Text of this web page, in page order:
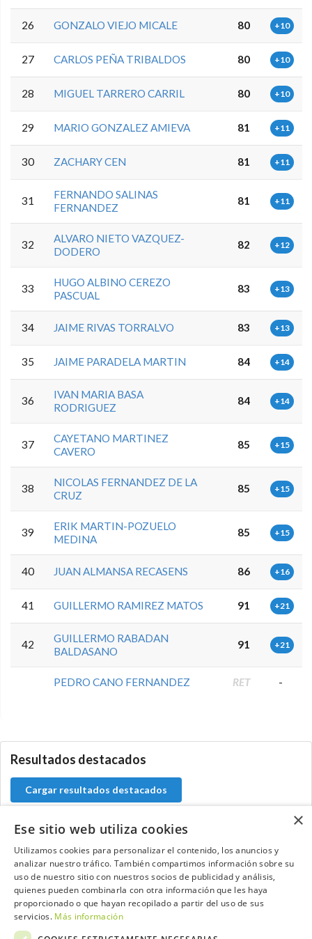
26 GONZALO VIEJO MICALE 80 +10
27 CARLOS PEÑA TRIBALDOS 80 +10
28 MIGUEL TARRERO CARRIL 80 +10
29 MARIO GONZALEZ AMIEVA 81 +11
30 ZACHARY CEN 81 +11
31
FERNANDO SALINAS
FERNANDEZ
81 +11
32
ALVARO NIETO VAZQUEZ-
DODERO
82 +12
33
HUGO ALBINO CEREZO
PASCUAL
83 +13
34 JAIME RIVAS TORRALVO 83 +13
35 JAIME PARADELA MARTIN 84 +14
36
IVAN MARIA BASA
RODRIGUEZ
84 +14
37
CAYETANO MARTINEZ
CAVERO
85 +15
38
NICOLAS FERNANDEZ DE LA
CRUZ
85 +15
39
ERIK MARTIN-POZUELO
MEDINA
85 +15
40 JUAN ALMANSA RECASENS 86 +16
41 GUILLERMO RAMIREZ MATOS 91 +21
42
GUILLERMO RABADAN
BALDASANO
91 +21
PEDRO CANO FERNANDEZ RET -
Resultados destacados
Cargar resultados destacados
Contacta con el equipo de NextCaddy
Opina Contacta
×
Ese sitio web utiliza cookies
Utilizamos cookies para personalizar el contenido, los anuncios y
analizar nuestro tráfico. También compartimos información sobre su
uso de nuestro sitio con nuestros socios de publicidad y análisis,
quienes pueden combinarla con otra información que les haya
proporcionado o que hayan recopilado a partir del uso de sus
servicios. Más información